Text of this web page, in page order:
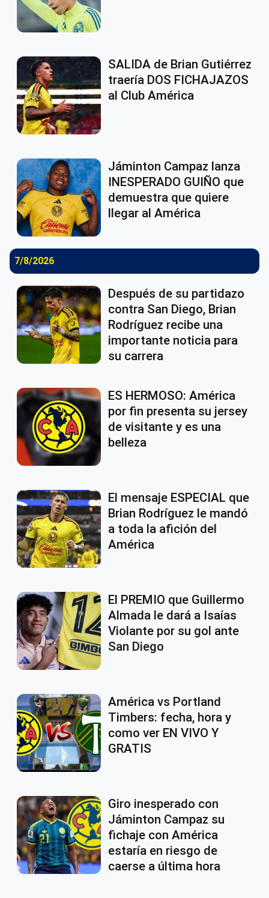
SALIDA de Brian Gutiérrez
traería DOS FICHAJAZOS
al Club América
Jáminton Campaz lanza
INESPERADO GUIÑO que
demuestra que quiere
llegar al América
7/8/2026
Después de su partidazo
contra San Diego, Brian
Rodríguez recibe una
importante noticia para
su carrera
ES HERMOSO: América
por fin presenta su jersey
de visitante y es una
belleza
El mensaje ESPECIAL que
Brian Rodríguez le mandó
a toda la afición del
América
El PREMIO que Guillermo
Almada le dará a Isaías
Violante por su gol ante
San Diego
América vs Portland
Timbers: fecha, hora y
como ver EN VIVO Y
GRATIS
Giro inesperado con
Jáminton Campaz su
fichaje con América
estaría en riesgo de
caerse a última hora